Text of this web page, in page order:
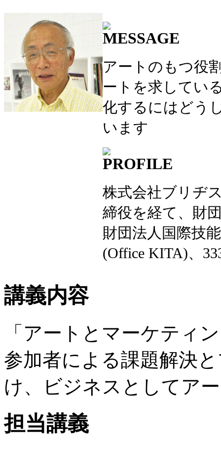
アートのもつ役
ートを求してい
化するにはどう
います
株式会社ブリヂ
締役を経て、財
財団法人国際技
(Office KITA)、
講義内容
「アートとマーケティ
参加者による課題解決
け、ビジネスとしてア
担当講義